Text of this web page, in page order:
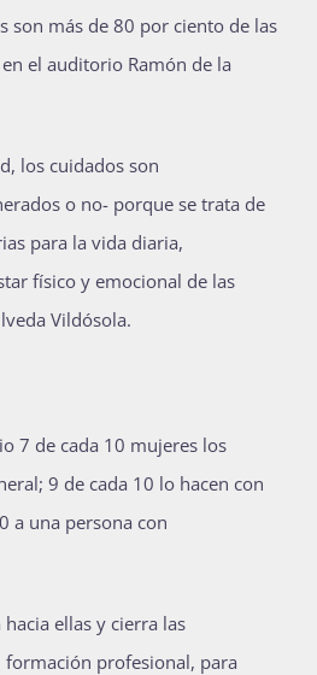
son más de 80 por ciento de las
el auditorio Ramón de la
los cuidados son
o no- porque se trata de
para la vida diaria,
físico y emocional de las
Vildósola.
7 de cada 10 mujeres los
9 de cada 10 lo hacen con
a una persona con
ellas y cierra las
profesional, para